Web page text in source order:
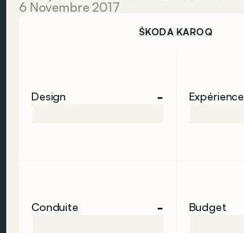
6 Novembre 2017
ŠKODA KAROQ
Design - Expérience
Conduite - Budget